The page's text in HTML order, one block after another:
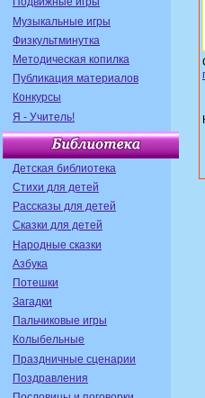
Музыкальные игры
Физкультминутка
Методическая копилка
Публикация материалов
Конкурсы
Я - Учитель!
Детская библиотека
Стихи для детей
Рассказы для детей
Сказки для детей
Народные сказки
Азбука
Потешки
Загадки
Пальчиковые игры
Колыбельные
Праздничные сценарии
Поздравления